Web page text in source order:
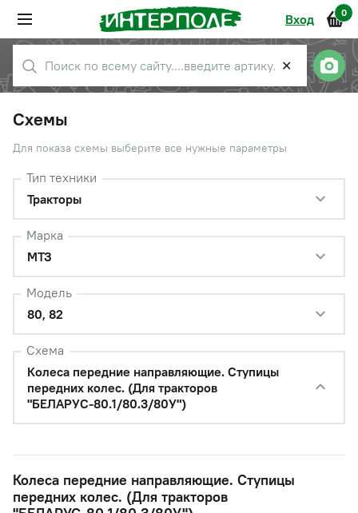
Вход 0
✕
Схемы
Для показа схемы выберите все нужные параметры
Тип техники
Тракторы
Марка
МТЗ
Модель
80, 82
Схема
Колеса передние направляющие. Ступицы
передних колес. (Для тракторов
"БЕЛАРУС-80.1/80.3/80У")
Колеса передние направляющие. Ступицы
передних колес. (Для тракторов